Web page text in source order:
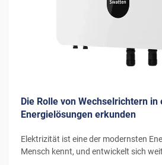
Die Rolle von Wechselrichtern
Energielösungen erkunden
Elektrizität ist eine der modernsten
Mensch kennt, und entwickelt sich